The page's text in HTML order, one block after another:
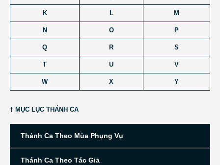
K L M
N O P
Q R S
T U V
W X Y
† MỤC LỤC THÁNH CA
Thánh Ca Theo Mùa Phụng Vụ
Thánh Ca Theo Tác Giả